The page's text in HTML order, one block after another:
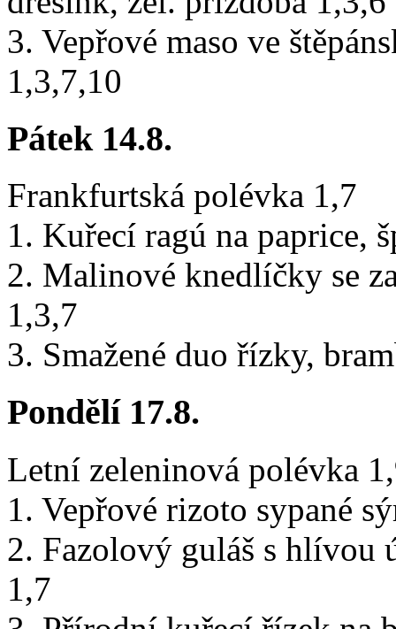
3. Vepřové maso ve
1,3,7,10
Pátek 14.8.
Frankfurtská polévka 1,7
1. Kuřecí ragú na paprice,
2. Malinové knedlíčky se
1,3,7
3. Smažené duo řízky,
Pondělí 17.8.
Letní zeleninová polévka
1. Vepřové rizoto sypané
2. Fazolový guláš s hlívou
1,7